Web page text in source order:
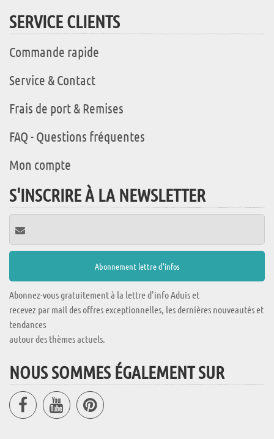
SERVICE CLIENTS
Commande rapide
Service & Contact
Frais de port & Remises
FAQ - Questions fréquentes
Mon compte
S'INSCRIRE À LA NEWSLETTER
Abonnez-vous gratuitement à la lettre d'info Aduis et
recevez par mail des offres exceptionnelles, les dernières nouveautés et
tendances
autour des thèmes actuels.
NOUS SOMMES ÉGALEMENT SUR